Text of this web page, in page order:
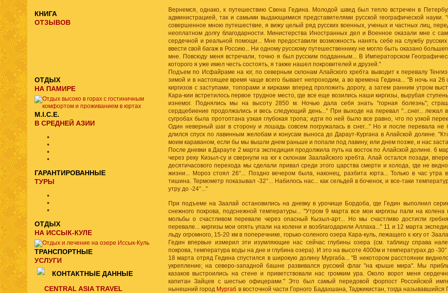
Вернемся, однако, к путешествию Свена Гедина. Молодой швед был тепло встречен в
администрацией, так и самыми выдающимися представителями русской географической науки.
совершенное мною путешествие, я вижу целый ряд русских военных, ученых и частных лиц,
неоплатном долгу благодарности. Министерства Иностранных дел и Военное оказали мне с
сердечной и реальной помощи... Мне предоставили возможность нанять себе на службу
ввести свой багаж в Россию... Ни одному русскому путешественнику не могло быть оказано
мне. Повсюду меня встречали, точно я был русским подданным... В Императорском
которого я уже имел честь состоять, я также нашел покровителей и друзей."
Подъем по Исфайраме на юг, по северным склонам Алайского хребта выводит к перевалу
зимой и в настоящее время чаще всего бывает непроходим, а во времена Гедина... "В ночь на
киргизов с заступами, топорами и кирками вперед проложить дорогу, а затем ранним утром
Кара-кии встретилось первое трудное место, где все еще возились наши киргизы, вырубая
изнемог. Поднялись мы на высоту 2850 м. Ночью дала себя знать "горная болезнь";
сердцебиение продолжались и весь следующий день..." При выходе на перевал "...снег... лежал
сугробах была протоптана узкая глубокая тропа; идти по ней было все равно, что по узкой
Один неверный шаг в сторону и лошадь совсем погружалась в снег..." Но и после перевала не
длился спуск по лавинным желобам и конусам выноса до Дараут-Кургана в Алайской долине.
моим караваном, если бы мы вышли днем раньше и попали под лавину, или днем позже, и нас
После дневки в Дарауте 2 марта экспедиция продолжила путь на восток по Алайской долине. 6
через реку Кизыл-су и свернули на юг к склонам Заалайского хребта. Алай остался позади,
десятичасового перехода мы сделали привал среди этого царства смерти и холода, где не
жизни... Мороз стоял 26°... Поздно вечером была, наконец, разбита юрта... Только в час утра в
тишина. Термометр показывал -32°... Набилось нас... как сельдей в боченок, и все-таки
утру до -24°..."
При подъеме на Заалай остановились на дневку в урочище Бордоба, где Гедин выполнил
снежного покрова, подснежной температуры... "Утром 9 марта все мои киргизы пали на колена
мольбы о счастливом перевале через опасный Кызыл-арт... Но мы счастливо достигли
перевале... киргизы мои опять упали на колени и возблагодарили Аллаха..." 11 и 12 марта
льду огромного, 15-20 км в поперечнике, горько-соленого озера Кара-куль, лежащего к югу от
Гедин впервые измерил эти изумляющие нас сейчас глубины озера (см. таблицу справа
покрова, температура воды на дне и глубина озера). И это на высоте 4000м и температурах до -
18 марта отряд Гедина спустился в широкую долину Мургаба... "В некотором расстоянии
укрепление; на северо-западной башне развивался русский флаг "на крыше мира". Мы
казаков выстроились на стене и приветствовали нас громким ура. Около ворот меня
капитан Зайцев с шестью офицерами." Это был самый передовой форпост Российской
нынешний город Мургаб в восточной части Горного Бадахшана, Таджикистан, тогда
КНИГА
ОТЗЫВОВ
ОТДЫХ
НА ПАМИРЕ
M.I.C.E.
В СРЕДНЕЙ АЗИИ
ГАРАНТИРОВАННЫЕ
ТУРЫ
ОТДЫХ
НА ИССЫК-КУЛЕ
ТРАНСПОРТНЫЕ
УСЛУГИ
КОНТАКТНЫЕ ДАННЫЕ
CENTRAL ASIA TRAVEL